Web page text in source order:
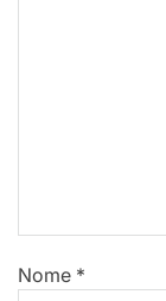
Nome *